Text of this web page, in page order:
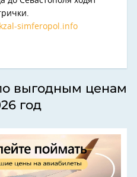
simferopol.info
выгодным ценам
год